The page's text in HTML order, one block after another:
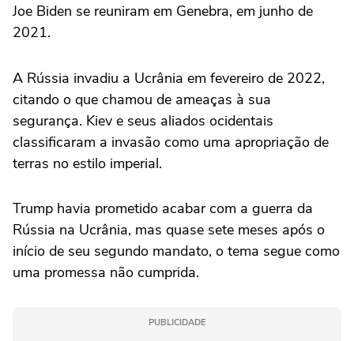
Joe Biden se reuniram em Genebra, em junho de
2021.
A Rússia invadiu a Ucrânia em fevereiro de 2022,
citando o que chamou de ameaças à sua
segurança. Kiev e seus aliados ocidentais
classificaram a invasão como uma apropriação de
terras no estilo imperial.
Trump havia prometido acabar com a guerra da
Rússia na Ucrânia, mas quase sete meses após o
início de seu segundo mandato, o tema segue como
uma promessa não cumprida.
PUBLICIDADE